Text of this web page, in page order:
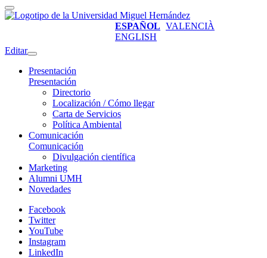
ESPAÑOL VALENCIÀ
ENGLISH
Editar
Presentación
Presentación
Directorio
Localización / Cómo llegar
Carta de Servicios
Política Ambiental
Comunicación
Comunicación
Divulgación científica
Marketing
Alumni UMH
Novedades
Facebook
Twitter
YouTube
Instagram
LinkedIn